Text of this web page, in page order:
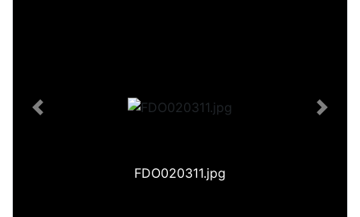
FDO020311.jpg
Previous Next